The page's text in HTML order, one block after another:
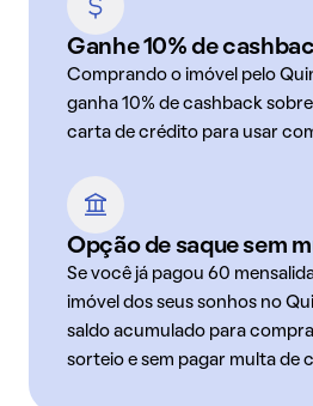
Ganhe 10% de
Comprando o imóvel pelo
ganha 10% de cashback
carta de crédito para usar
Opção de saque sem
Se você já pagou 60
imóvel dos seus sonhos no
saldo acumulado para
sorteio e sem pagar multa de